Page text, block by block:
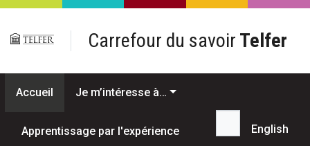
Passer au contenu principal
Carrefour du savoir Telfer
Accueil Je m’intéresse à…
Apprentissage par l'expérience
Recherche...
English